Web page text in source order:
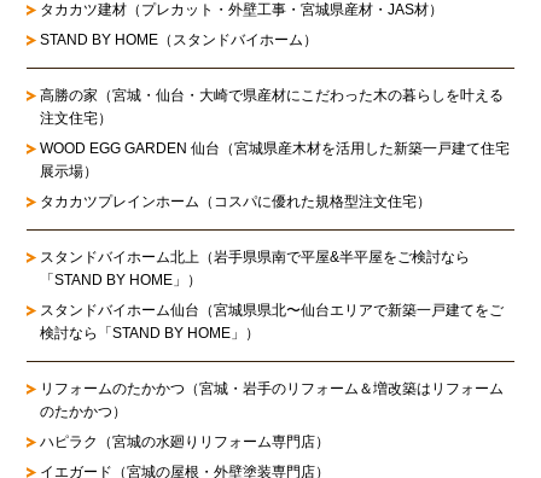
タカカツ建材（プレカット・外壁工事・宮城県産材・JAS材）
STAND BY HOME（スタンドバイホーム）
高勝の家 （宮城・仙台・大崎で県産材にこだわった木の暮らしを叶える
注文住宅）
WOOD EGG GARDEN 仙台（宮城県産木材を活用した新築一戸建て住宅
展示場）
タカカツプレインホーム（コスパに優れた規格型注文住宅）
スタンドバイホーム北上 （岩手県県南で平屋&半平屋をご検討なら
「STAND BY HOME」）
スタンドバイホーム仙台 （宮城県県北〜仙台エリアで新築一戸建てをご
検討なら「STAND BY HOME」）
リフォームのたかかつ （宮城・岩手のリフォーム＆増改築はリフォーム
のたかかつ）
ハピラク（宮城の水廻りリフォーム専門店）
イエガード（宮城の屋根・外壁塗装専門店）